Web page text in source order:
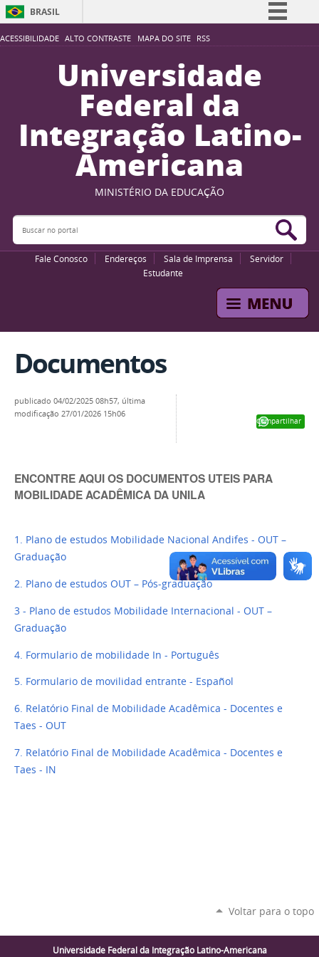
ACESSIBILIDADE ALTO CONTRASTE MAPA DO SITE RSS
BRASIL
Simplifique!
Participe
Acesso à informação
Legislação
Canais
Universidade
Federal da
Integração Latino-
Americana
MINISTÉRIO DA EDUCAÇÃO
Buscar no portal
Fale Conosco Endereços Sala de Imprensa
Servidor
Estudante
Documentos
Compartilhar
publicado 04/02/2025 08h57, última
modificação 27/01/2026 15h06
ENCONTRE AQUI OS DOCUMENTOS UTEIS PARA
MOBILIDADE ACADÊMICA DA UNILA
1. Plano de estudos Mobilidade Nacional Andifes - OUT –
Graduação
2. Plano de estudos OUT – Pós-graduação
3 - Plano de estudos Mobilidade Internacional - OUT –
Graduação
4. Formulario de mobilidade In - Português
5. Formulario de movilidad entrante - Español
6. Relatório Final de Mobilidade Acadêmica - Docentes e
Taes - OUT
7. Relatório Final de Mobilidade Acadêmica - Docentes e
Taes - IN
Voltar para o topo
Universidade Federal da Integração Latino-Americana